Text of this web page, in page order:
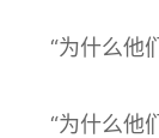
“为什么他
“为什么他